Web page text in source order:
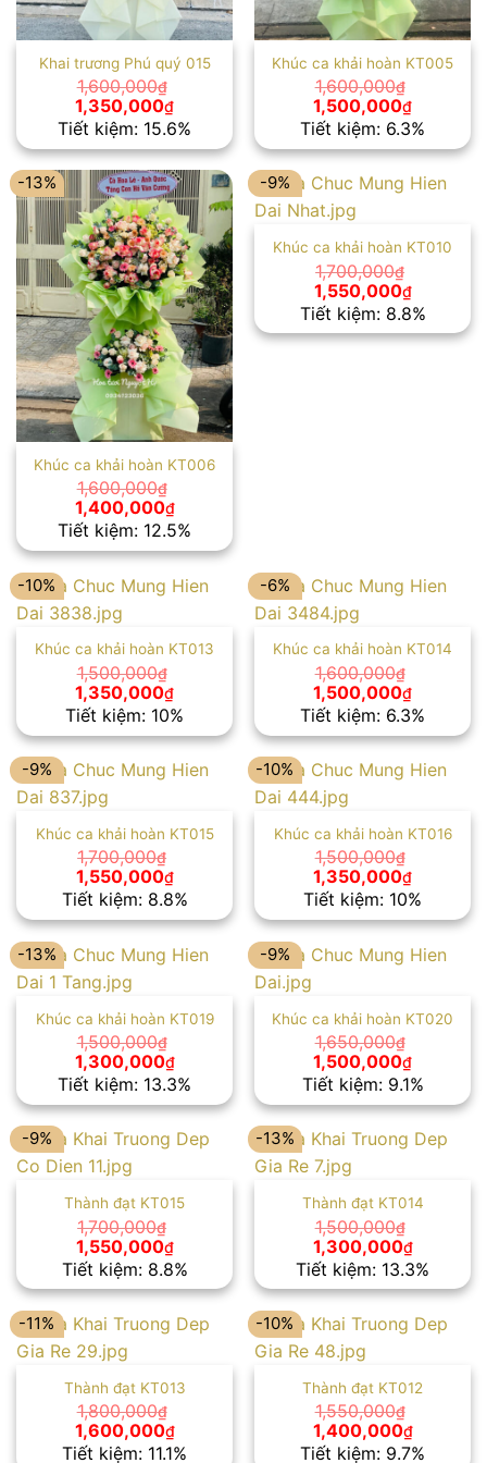
Khai trương Phú quý 015
1,600,000₫
Giá
gốc
là:
1,600,000₫.
1,350,000₫Giá
hiện
tại
là:
1,350,000₫.
Tiết kiệm: 15.6%
Khúc ca khải hoàn KT005
1,600,000₫
Giá
gốc
là:
1,600,000₫.
1,500,000₫Giá
hiện
tại
là:
Tiết kiệm: 6.3%
-13%
Khúc ca khải hoàn KT006
1,600,000₫
Giá
gốc
là:
1,600,000₫.
1,400,000₫Giá
hiện
tại
là:
1,400,000₫.
Tiết kiệm: 12.5%
-9%
Khúc ca khải hoàn KT010
1,700,000₫
Giá
gốc
là:
1,700,000₫.
1,550,000₫Giá
hiện
tại
là:
Tiết kiệm: 8.8%
-10%
Khúc ca khải hoàn KT013
1,500,000₫
Giá
gốc
là:
1,500,000₫.
1,350,000₫Giá
hiện
tại
là:
1,350,000₫.
Tiết kiệm: 10%
-6%
Khúc ca khải hoàn KT014
1,600,000₫
Giá
gốc
là:
1,600,000₫.
1,500,000₫Giá
hiện
tại
là:
Tiết kiệm: 6.3%
-9%
Khúc ca khải hoàn KT015
1,700,000₫
Giá
gốc
là:
1,700,000₫.
1,550,000₫Giá
hiện
tại
là:
1,550,000₫.
Tiết kiệm: 8.8%
-10%
Khúc ca khải hoàn KT016
1,500,000₫
Giá
gốc
là:
1,500,000₫.
1,350,000₫Giá
hiện
tại
là:
Tiết kiệm: 10%
-13%
Khúc ca khải hoàn KT019
1,500,000₫
Giá
gốc
là:
1,500,000₫.
1,300,000₫Giá
hiện
tại
là:
1,300,000₫.
Tiết kiệm: 13.3%
-9%
Khúc ca khải hoàn KT020
1,650,000₫
Giá
gốc
là:
1,650,000₫.
1,500,000₫Giá
hiện
tại
là:
Tiết kiệm: 9.1%
-9%
Thành đạt KT015
1,700,000₫
Giá
gốc
là:
1,700,000₫.
1,550,000₫Giá
hiện
tại
là:
1,550,000₫.
Tiết kiệm: 8.8%
-13%
Thành đạt KT014
1,500,000₫
Giá
gốc
là:
1,500,000₫.
1,300,000₫Giá
hiện
tại
là:
Tiết kiệm: 13.3%
-11%
Thành đạt KT013
1,800,000₫
Giá
gốc
1,600,000₫Giá
hiện
Tiết kiệm: 11.1%
-10%
Thành đạt KT012
1,550,000₫
Giá
gốc
1,400,000₫Giá
hiện
Tiết kiệm: 9.7%